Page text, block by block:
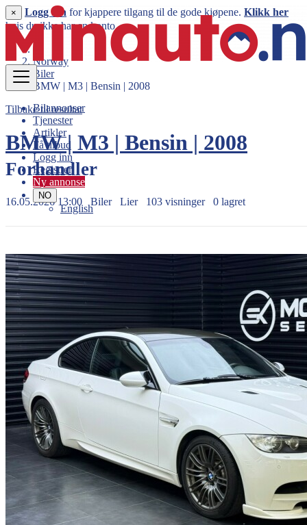
Bilannonser
Tjenester
Artikler
Få tilbud
Logg inn
Registrer
Ny annonse
NO
English
× Logg inn for kjappere tilgang til de gode kjøpene. Klikk her
hvis du ikke har en konto.
Norway
Biler
BMW | M3 | Bensin | 2008
Tilbake til resultat
BMW | M3 | Bensin | 2008
Forhandler
16.05.2026 13:00 Biler Lier 103 visninger 0 lagret